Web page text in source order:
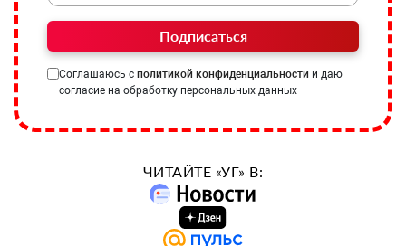
Подписаться
Соглашаюсь с политикой конфиденциальности и даю
согласие на обработку персональных данных
ЧИТАЙТЕ «УГ» В: